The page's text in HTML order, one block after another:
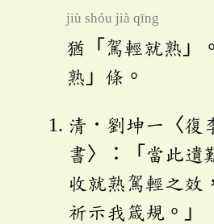
jiù shóu jià qīng
猶「駕輕就熟」
熟」條。
清．劉坤一〈復
書〉：「當此遺
收就熟駕輕之效
祈示我箴規。」